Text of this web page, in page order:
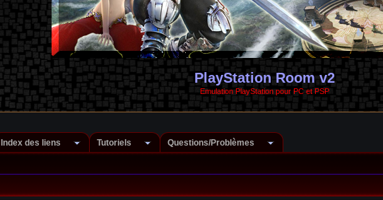
PlayStation Room v2
Emulation PlayStation pour PC et PSP
Index des liens Tutoriels Questions/Problèmes